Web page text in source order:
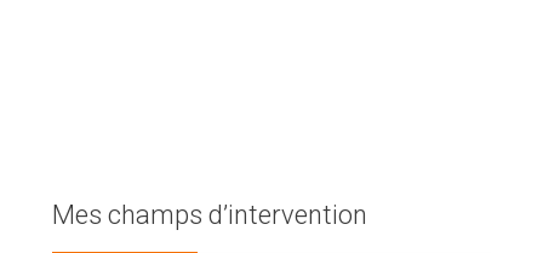
Mes champs d’intervention